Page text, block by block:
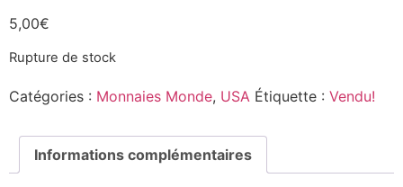
5,00€
Rupture de stock
Catégories : Monnaies Monde, USA Étiquette : Vendu!
Informations complémentaires